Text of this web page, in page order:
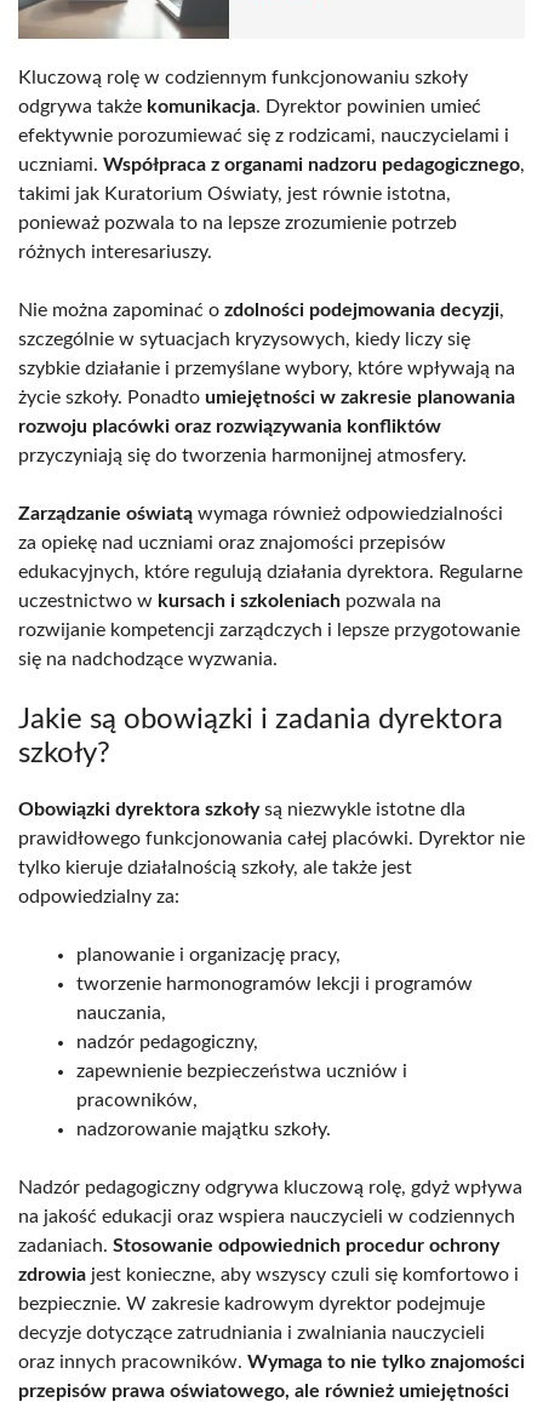
Kluczową rolę w codziennym funkcjonowaniu szkoły
odgrywa także komunikacja. Dyrektor powinien umieć
efektywnie porozumiewać się z rodzicami, nauczycielami i
uczniami. Współpraca z organami nadzoru pedagogicznego,
takimi jak Kuratorium Oświaty, jest równie istotna,
ponieważ pozwala to na lepsze zrozumienie potrzeb
różnych interesariuszy.
Nie można zapominać o zdolności podejmowania decyzji,
szczególnie w sytuacjach kryzysowych, kiedy liczy się
szybkie działanie i przemyślane wybory, które wpływają na
życie szkoły. Ponadto umiejętności w zakresie planowania
rozwoju placówki oraz rozwiązywania konfliktów
przyczyniają się do tworzenia harmonijnej atmosfery.
Zarządzanie oświatą wymaga również odpowiedzialności
za opiekę nad uczniami oraz znajomości przepisów
edukacyjnych, które regulują działania dyrektora. Regularne
uczestnictwo w kursach i szkoleniach pozwala na
rozwijanie kompetencji zarządczych i lepsze przygotowanie
się na nadchodzące wyzwania.
Jakie są obowiązki i zadania dyrektora
szkoły?
Obowiązki dyrektora szkołysą niezwykle istotne dla
prawidłowego funkcjonowania całej placówki. Dyrektor nie
tylko kieruje działalnością szkoły, ale także jest
odpowiedzialny za:
planowanie i organizację pracy,
tworzenie harmonogramów lekcji i programów
nauczania,
nadzór pedagogiczny,
zapewnienie bezpieczeństwa uczniów i
pracowników,
nadzorowanie majątku szkoły.
Nadzór pedagogiczny odgrywa kluczową rolę, gdyż wpływa
na jakość edukacji oraz wspiera nauczycieli w codziennych
zadaniach. Stosowanie odpowiednich procedur ochrony
zdrowia jest konieczne, aby wszyscy czuli się komfortowo i
bezpiecznie. W zakresie kadrowym dyrektor podejmuje
decyzje dotyczące zatrudniania i zwalniania nauczycieli
oraz innych pracowników. Wymaga to nie tylko znajomości
przepisów prawa oświatowego, ale również umiejętności